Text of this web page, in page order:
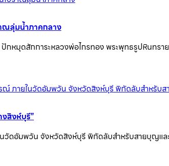
ณลุ่มน้ำภาคกลาง
หมุดสักการะหลวงพ่อไกรทอง พระพุทธรูปหินทรา
สิงห์บุรี”
นวัดอัมพวัน จังหวัดสิงห์บุรี พิกัดลับสำหรับสายบุญ